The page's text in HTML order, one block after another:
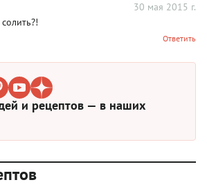
30 мая 2015 г.
Ответить
и рецептов — в наших